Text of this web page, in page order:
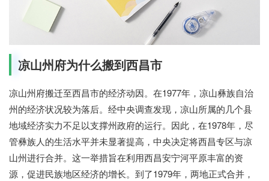
凉山州府为什么搬到西昌市
凉山州府搬迁至西昌市的经济动因。在1977年，凉山彝族自治
州的经济状况较为落后。经中央调查发现，凉山所属的几个县
地域经济实力不足以支撑州政府的运行。因此，在1978年，尽
管彝族人的生活水平并未显著提高，中央决定将西昌专区与凉
山州进行合并。这一举措旨在利用西昌安宁河平原丰富的资
源，促进民族地区经济的增长。到了1979年，两地正式合并，